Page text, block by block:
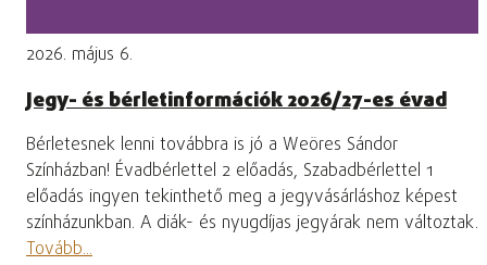
2026. május 6.
Jegy- és bérletinformációk 2026/27-es évad
Bérletesnek lenni továbbra is jó a Weöres Sándor
Színházban! Évadbérlettel 2 előadás, Szabadbérlettel 1
előadás ingyen tekinthető meg a jegyvásárláshoz képest
színházunkban. A diák- és nyugdíjas jegyárak nem változtak.
Tovább...